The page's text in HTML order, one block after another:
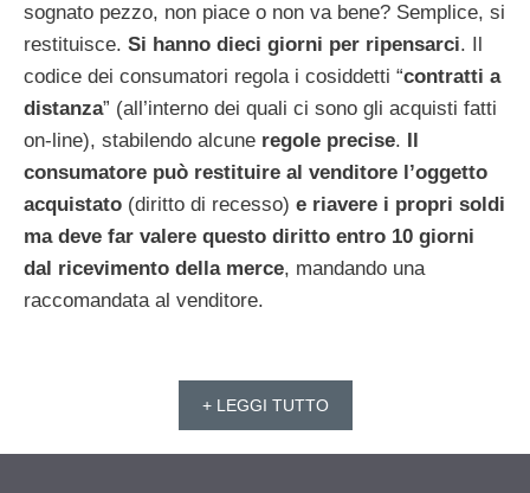
sognato pezzo, non piace o non va bene? Semplice, si
restituisce. Si hanno dieci giorni per ripensarci. Il
codice dei consumatori regola i cosiddetti “contratti a
distanza” (all’interno dei quali ci sono gli acquisti fatti
on-line), stabilendo alcune regole precise.
consumatore può restituire al venditore l’oggetto
acquistato (diritto di recesso) e riavere i propri soldi
ma deve far valere questo diritto entro 10 giorni
dal ricevimento della merce, mandando una
raccomandata al venditore.
+ LEGGI TUTTO